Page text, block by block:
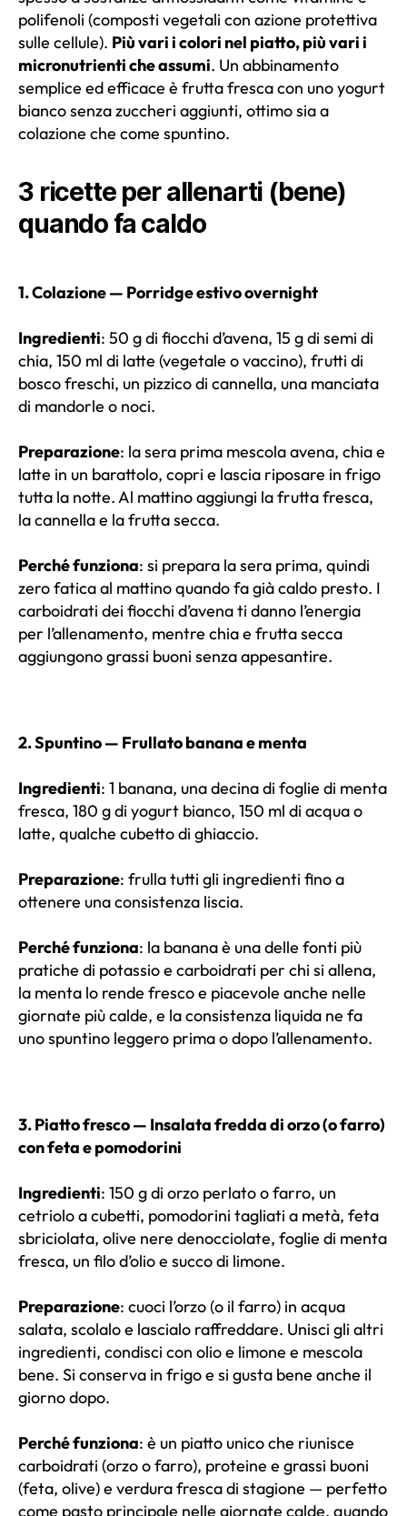
polifenoli (composti vegetali con azione protettiva
sulle cellule). Più vari i colori nel piatto, più vari i
micronutrienti che assumi. Un abbinamento
semplice ed efficace è frutta fresca con uno yogurt
bianco senza zuccheri aggiunti, ottimo sia a
colazione che come spuntino.
3 ricette per allenarti (bene)
quando fa caldo
1. Colazione — Porridge estivo overnight
Ingredienti: 50 g di fiocchi d’avena, 15 g di semi di
chia, 150 ml di latte (vegetale o vaccino), frutti di
bosco freschi, un pizzico di cannella, una manciata
di mandorle o noci.
Preparazione: la sera prima mescola avena, chia e
latte in un barattolo, copri e lascia riposare in frigo
tutta la notte. Al mattino aggiungi la frutta fresca,
la cannella e la frutta secca.
Perché funziona: si prepara la sera prima, quindi
zero fatica al mattino quando fa già caldo presto. I
carboidrati dei fiocchi d’avena ti danno l’energia
per l’allenamento, mentre chia e frutta secca
aggiungono grassi buoni senza appesantire.
2. Spuntino — Frullato banana e menta
Ingredienti: 1 banana, una decina di foglie di menta
fresca, 180 g di yogurt bianco, 150 ml di acqua o
latte, qualche cubetto di ghiaccio.
Preparazione: frulla tutti gli ingredienti fino a
ottenere una consistenza liscia.
Perché funziona: la banana è una delle fonti più
pratiche di potassio e carboidrati per chi si allena,
la menta lo rende fresco e piacevole anche nelle
giornate più calde, e la consistenza liquida ne fa
uno spuntino leggero prima o dopo l’allenamento.
3. Piatto fresco — Insalata fredda di orzo (o farro)
con feta e pomodorini
Ingredienti: 150 g di orzo perlato o farro, un
cetriolo a cubetti, pomodorini tagliati a metà, feta
sbriciolata, olive nere denocciolate, foglie di menta
fresca, un filo d’olio e succo di limone.
Preparazione: cuoci l’orzo (o il farro) in acqua
salata, scolalo e lascialo raffreddare. Unisci gli altri
ingredienti, condisci con olio e limone e mescola
bene. Si conserva in frigo e si gusta bene anche il
giorno dopo.
Perché funziona: è un piatto unico che riunisce
carboidrati (orzo o farro), proteine e grassi buoni
(feta, olive) e verdura fresca di stagione — perfetto
come pasto principale nelle giornate calde, quando